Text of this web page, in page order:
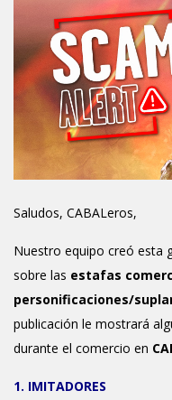
Saludos, CABALeros,
Nuestro equipo creó esta
sobre las estafas
personificaciones/
publicación le mostrará
durante el comercio en
1. IMITADORES